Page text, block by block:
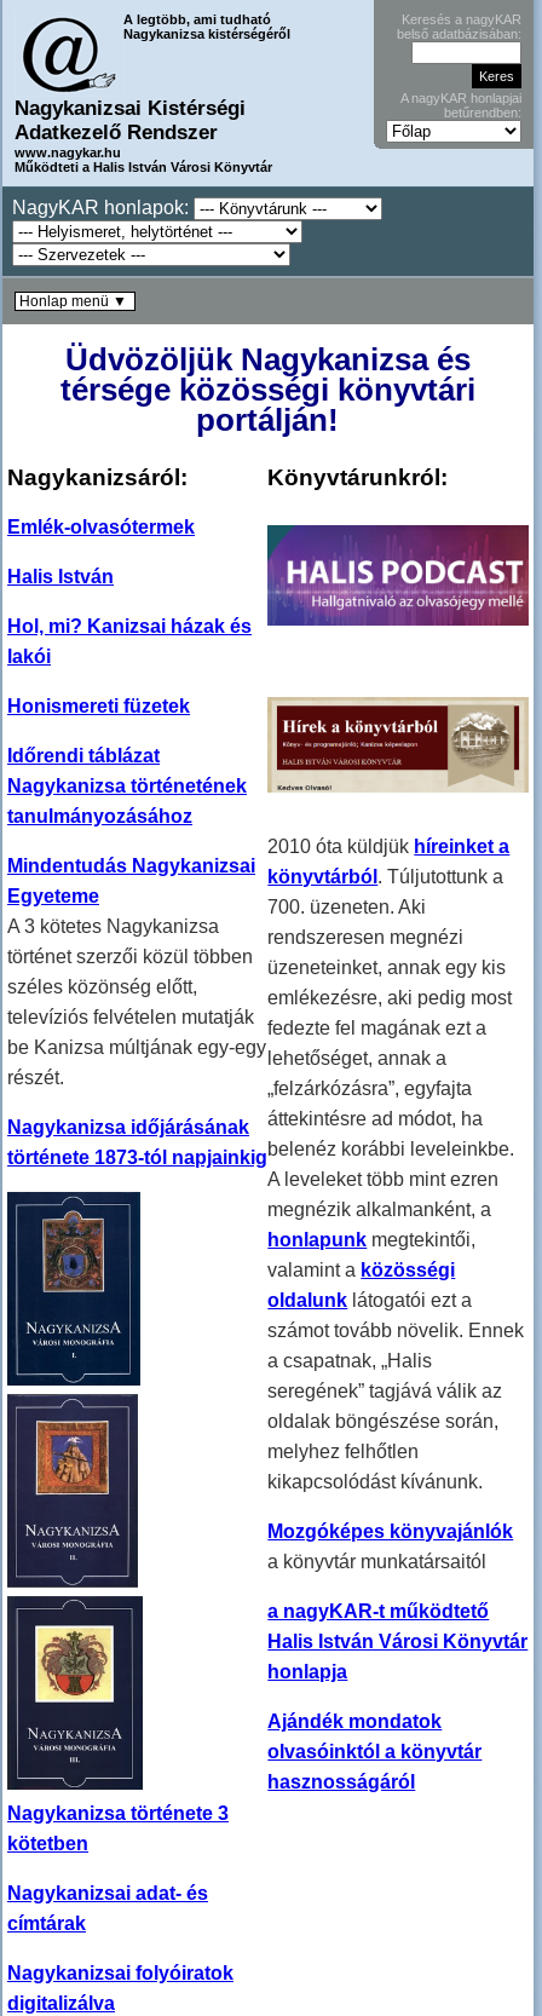
A legtöbb, ami tudható
Nagykanizsa kistérségéről
Nagykanizsai Kistérségi
Adatkezelő Rendszer
www.nagykar.hu
Működteti a Halis István Városi Könyvtár
Keresés a nagyKAR
belső adatbázisában:
A nagyKAR honlapjai
betűrendben:
NagyKAR honlapok:
Üdvözöljük Nagykanizsa és
térsége közösségi könyvtári
portálján!
Nagykanizsáról:
Emlék-olvasótermek
Halis István
Hol, mi? Kanizsai házak és
lakói
Honismereti füzetek
Időrendi táblázat
Nagykanizsa történetének
tanulmányozásához
Mindentudás Nagykanizsai
Egyeteme
A 3 kötetes Nagykanizsa
történet szerzői közül többen
széles közönség előtt,
televíziós felvételen mutatják
be Kanizsa múltjának egy-egy
részét.
Nagykanizsa időjárásának
története 1873-tól napjainkig
Nagykanizsa története 3
kötetben
Nagykanizsai adat- és
címtárak
Nagykanizsai folyóiratok
digitalizálva
Könyvtárunkról:
2010 óta küldjük híreinket a
könyvtárból . Túljutottunk a
700. üzeneten. Aki
rendszeresen megnézi
üzeneteinket, annak egy kis
emlékezésre, aki pedig most
fedezte fel magának ezt a
lehetőséget, annak a
„felzárkózásra”, egyfajta
áttekintésre ad módot, ha
belenéz korábbi leveleinkbe.
A leveleket több mint ezren
megnézik alkalmanként, a
honlapunk megtekintői,
valamint a közösségi
oldalunk látogatói ezt a
számot tovább növelik. Ennek
a csapatnak, „Halis
seregének” tagjává válik az
oldalak böngészése során,
melyhez felhőtlen
kikapcsolódást kívánunk.
Mozgóképes könyvajánlók
a könyvtár munkatársaitól
a nagyKAR-t működtető
Halis István Városi Könyvtár
honlapja
Ajándék mondatok
olvasóinktól a könyvtár
hasznosságáról
Honlap menü ▼